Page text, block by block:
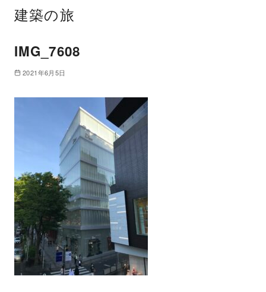
建築の旅
IMG_7608
2021年6月5日